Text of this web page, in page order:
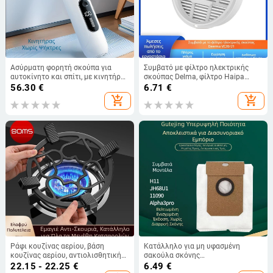
Ασύρματη φορητή σκούπα για
αυτοκίνητο και σπίτι, με κινητήρα
χωρίς ψήκτρες, υγρό και στεγνό
μπαταρία
56.30 €
add_shopping_cart
Συμβατό με φίλτρο ηλεκτρικής
σκούπας Delma, φίλτρο Haipa
cleaning VC20 VC21 VC20s
6.71 €
add_shopping_cart
Ράφι κουζίνας αερίου, βάση
κουζίνας αερίου, αντιολισθητική
βάση για σόμπα κουζίνας, βάση
22.15 - 22.25 €
Κατάλληλο για μη υφασμένη
σακούλα σκόνης
conga11090/Haier H11/Yunmi
6.49 €